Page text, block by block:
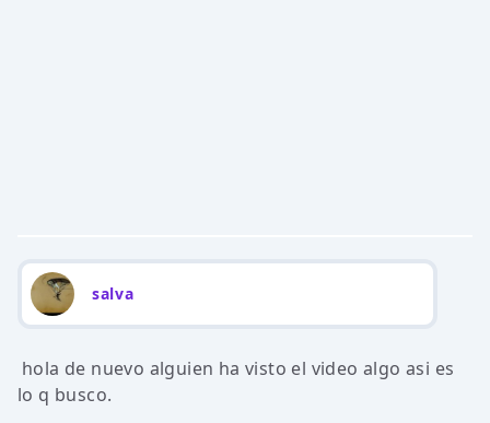
salva
hola de nuevo alguien ha visto el video algo asi es
lo q busco.